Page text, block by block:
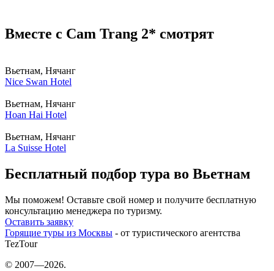
Вместе с Cam Trang 2* смотрят
Вьетнам, Нячанг
Nice Swan Hotel
Вьетнам, Нячанг
Hoan Hai Hotel
Вьетнам, Нячанг
La Suisse Hotel
Бесплатный подбор тура во Вьетнам
Мы поможем! Оставьте свой номер и получите бесплатную
консультацию менеджера по туризму.
Оставить заявку
Горящие туры из Москвы - от туристического агентства
TezTour
© 2007—2026.